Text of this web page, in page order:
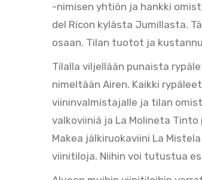
-nimisen yhtiön ja hankki
del Ricon kylästa Jumillasta.
osaan. Tilan tuotot ja
Tilalla viljellään punaista
nimeltään Airen. Kaikki
viininvalmistajalle ja tilan
valkoviiniä ja La Molineta
Makea jälkiruokaviini La
viinitiloja. Niihin voi tutustua